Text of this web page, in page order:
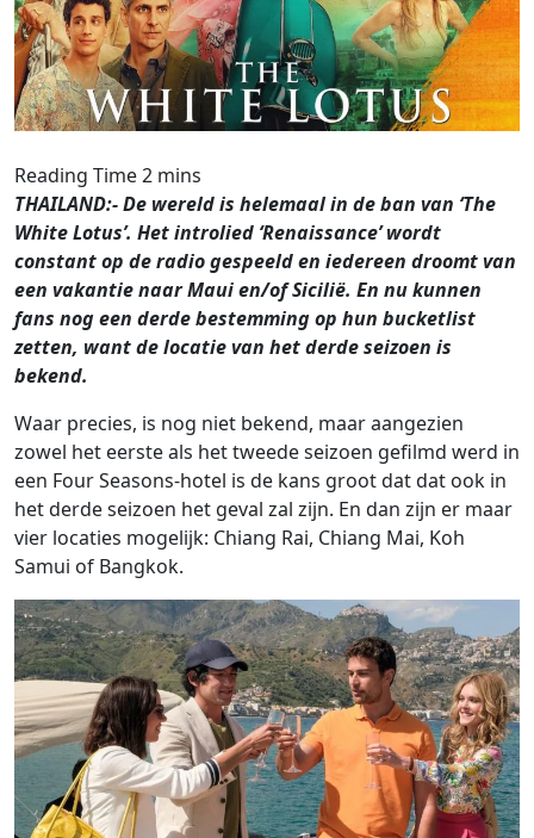
THAILAND:- De wereld is helemaal in de ban van ‘The
White Lotus’. Het introlied ‘Renaissance’ wordt
constant op de radio gespeeld en iedereen droomt van
een vakantie naar Maui en/of Sicilië. En nu kunnen
fans nog een derde bestemming op hun bucketlist
zetten, want de locatie van het derde seizoen is
bekend.
Waar precies, is nog niet bekend, maar aangezien
zowel het eerste als het tweede seizoen gefilmd werd in
een Four Seasons-hotel is de kans groot dat dat ook in
het derde seizoen het geval zal zijn. En dan zijn er maar
vier locaties mogelijk: Chiang Rai, Chiang Mai, Koh
Samui of Bangkok.